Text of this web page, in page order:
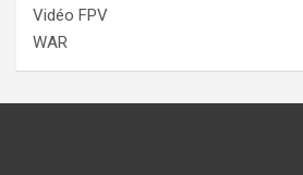
Vidéo FPV
WAR